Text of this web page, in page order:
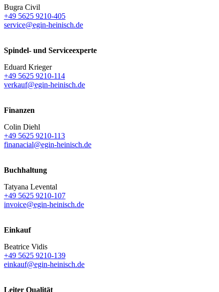
Bugra Civil
+49 5625 9210-405
service@egin-heinisch.de
Spindel- und Serviceexperte
Eduard Krieger
+49 5625 9210-114
verkauf@egin-heinisch.de
Finanzen
Colin Diehl
+49 5625 9210-113
finanacial@egin-heinisch.de
Buchhaltung
Tatyana Levental
+49 5625 9210-107
invoice@egin-heinisch.de
Einkauf
Beatrice Vidis
+49 5625 9210-139
einkauf@egin-heinisch.de
Leiter Qualität